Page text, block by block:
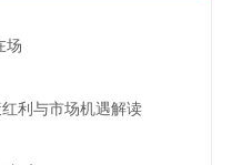
场
利与市场机遇解读